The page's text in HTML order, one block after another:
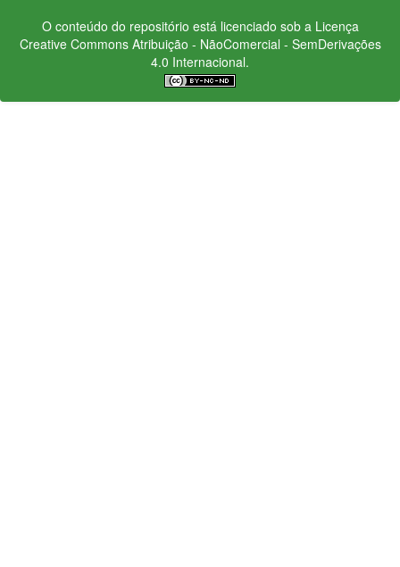
O conteúdo do repositório está licenciado sob a Licença
Creative CommonsAtribuição - NãoComercial - SemDerivações
4.0 Internacional.